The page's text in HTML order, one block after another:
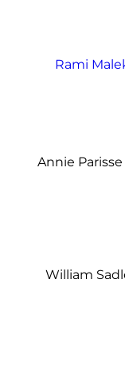
Rami
Annie
William